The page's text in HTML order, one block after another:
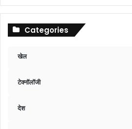
Categories
खेल
टेक्नॉलॉजी
देश